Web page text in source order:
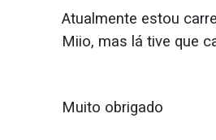
Atualmente estou
Miio, mas lá tive que
Muito obrigado